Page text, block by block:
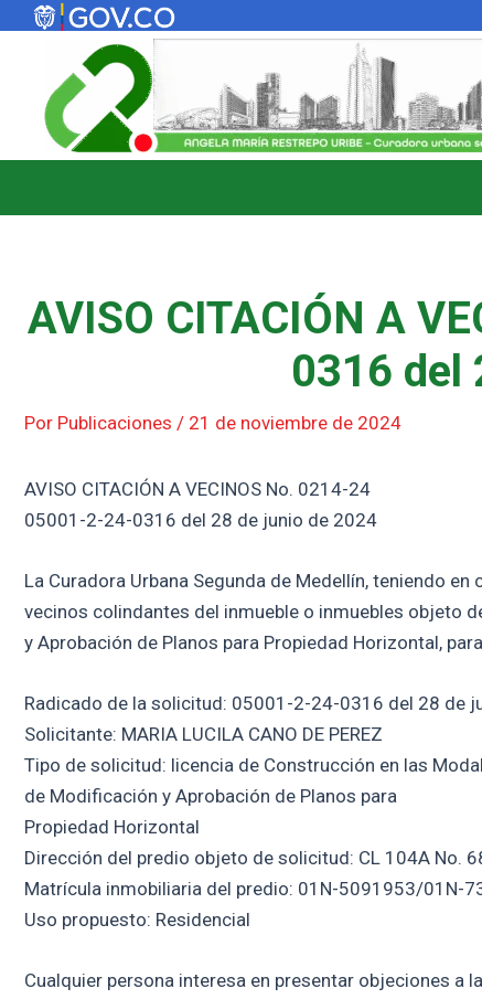
contenido
AVISO CITACIÓN A
0316 del
Por Publicaciones / 21 de noviembre de 2024
AVISO CITACIÓN A VECINOS No. 0214-24
05001-2-24-0316 del 28 de junio de 2024
La Curadora Urbana Segunda de Medellín, teniendo
vecinos colindantes del inmueble o inmuebles objeto
y Aprobación de Planos para Propiedad Horizontal,
Radicado de la solicitud: 05001-2-24-0316 del 28 de
Solicitante: MARIA LUCILA CANO DE PEREZ
Tipo de solicitud: licencia de Construcción en las
de Modificación y Aprobación de Planos para
Propiedad Horizontal
Dirección del predio objeto de solicitud: CL 104A No.
Matrícula inmobiliaria del predio: 01N-5091953/01N-
Uso propuesto: Residencial
Cualquier persona interesa en presentar objeciones a